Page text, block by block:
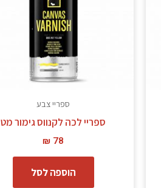
ספריי צבע
ספריי לכה לקנווס גימור מט
₪ 78
הוספה לסל